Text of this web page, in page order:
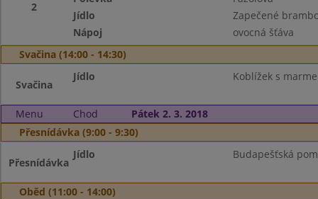
2
Jídlo
Zapečené
Nápoj
ovocná šťáva
Svačina (14:00 - 14:30)
Svačina
Jídlo Koblížek s
Menu Chod
Pátek 2. 3. 2018
Přesnídávka (9:00 - 9:30)
Přesnídávka
Jídlo Budapešťská
Oběd (11:00 - 14:00)